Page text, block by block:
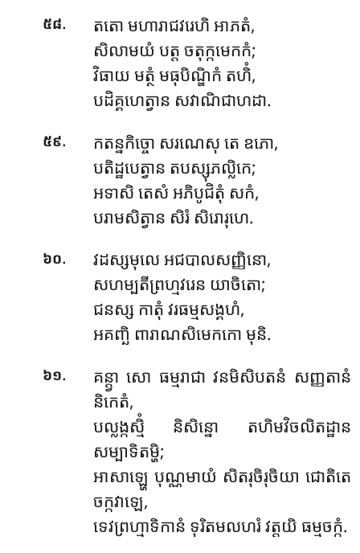
៥៨.
តតោ មហារាជវរេហិ អាភតំ,
សិលាមយំ បត្ត ចតុក្កមេកកំ;
វិធាយ មត្ថំ មធុបិណ្ឌិកំ តហិំ,
បដិគ្គហេត្វាន សវាណិជាហដា.
៥៩.
កតន្នកិច្ចោ សរណេសុ តេ ឧភោ,
បតិដ្ឋបេត្វាន តបស្សុភល្លិកេ;
អទាសិ តេសំ អភិបូជិតុំ សកំ,
បរាមសិត្វាន សិរំ សិរោរុហេ.
៦០.
វដស្សមុលេ អជបាលសញ្ញិនោ,
សហម្បតីព្រហ្មវរេន យាចិតោ;
ជនស្ស កាតុំ វរធម្មសង្គហំ,
អគញ្ឆិ ពារាណសិមេកកោ មុនិ.
៦១.
គន្ត្វា សោ ធម្មរាជា វនមិសិបតនំ សញ្ញតានំ
និកេតំ,
បល្លង្កស្មិំ និសិន្នោ តហិមវិចលិតដ្ឋាន
សម្បាទិតម្ហិ;
អាសាឡ្ហេ បុណ្ណមាយំ សិតរុចិរុចិយា ជោតិតេ
ចក្កវាឡេ,
ទេវព្រហ្មាទិកានំ ទុរិតមលហរំ វត្តយិ ធម្មចក្កំ.